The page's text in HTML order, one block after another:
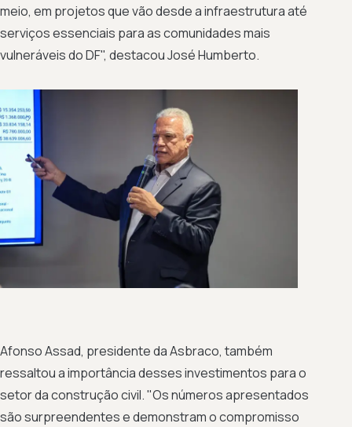
meio, em projetos que vão desde a infraestrutura até
serviços essenciais para as comunidades mais
vulneráveis do DF", destacou José Humberto.
Afonso Assad, presidente da Asbraco, também
ressaltou a importância desses investimentos para o
setor da construção civil. "Os números apresentados
são surpreendentes e demonstram o compromisso